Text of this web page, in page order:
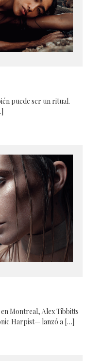
puede ser un ritual.
Montreal, Alex Tibbitts
Harpist— lanzó a […]